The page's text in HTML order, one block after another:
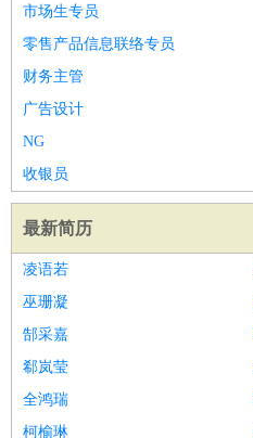
市场生专员
零售产品信息联络专员
财务主管
广告设计
NG
收银员
最新简历
凌语若
巫珊凝
郜采嘉
郗岚莹
全鸿瑞
柯榆琳